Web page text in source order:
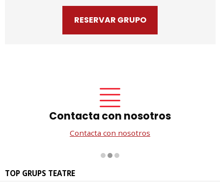
RESERVAR GRUPO
Contacta con nosotros
Contacta con nosotros
TOP GRUPS TEATRE